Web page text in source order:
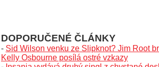
DOPORUČENÉ ČLÁNKY
- Sid Wilson venku ze Slipknot? Jim Root
Kelly Osbourne posílá ostré vzkazy